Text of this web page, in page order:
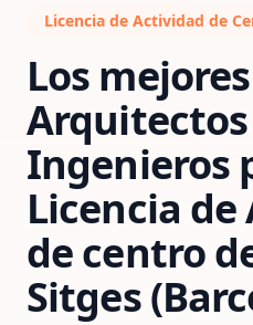
Licencia de Actividad de
Los mejores
Ingenieros
Licencia
de centro
Sitges